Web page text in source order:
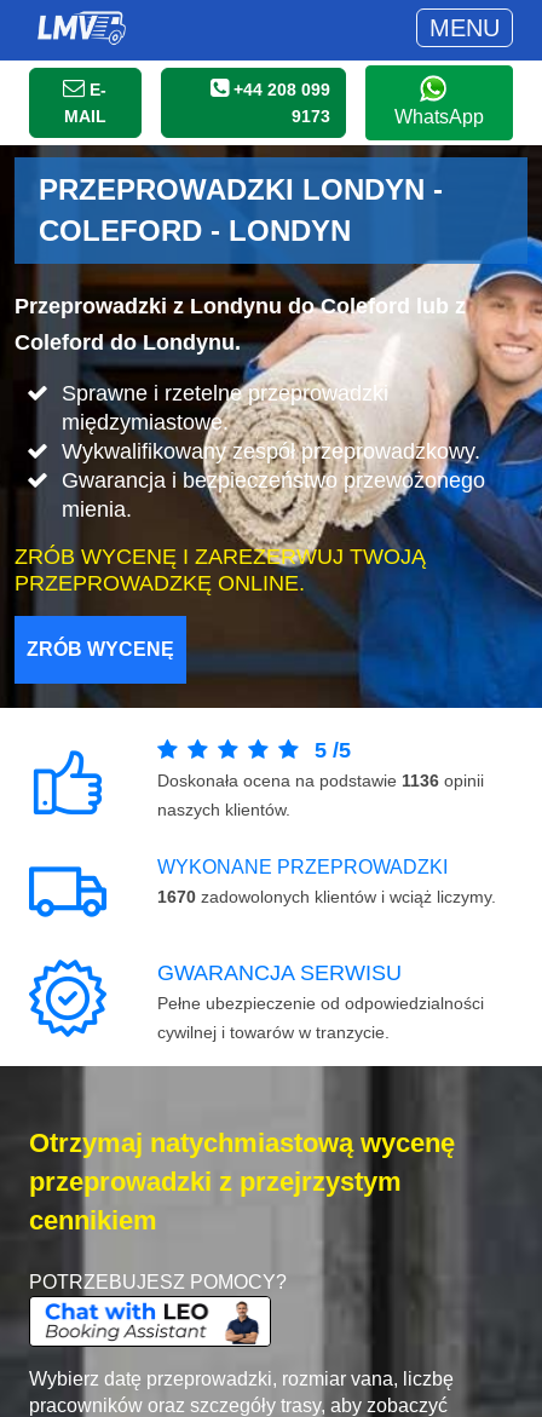
MENU
E-
MAIL
+44 208 099
9173
WhatsApp
PRZEPROWADZKI LONDYN -
COLEFORD - LONDYN
Przeprowadzki z Londynu do Coleford lub z
Coleford do Londynu.
Sprawne i rzetelne przeprowadzki
międzymiastowe.
Wykwalifikowany zespół przeprowadzkowy.
Gwarancja i bezpieczeństwo przewożonego
mienia.
ZRÓB WYCENĘ I ZAREZERWUJ TWOJĄ
PRZEPROWADZKĘ ONLINE.
ZRÓB WYCENĘ
5 /5
Doskonała ocena na podstawie 1136 opinii
naszych klientów.
WYKONANE PRZEPROWADZKI
1670 zadowolonych klientów i wciąż liczymy.
GWARANCJA SERWISU
Pełne ubezpieczenie od odpowiedzialności
cywilnej i towarów w tranzycie.
Otrzymaj natychmiastową wycenę
przeprowadzki z przejrzystym
cennikiem
POTRZEBUJESZ POMOCY?
Wybierz datę przeprowadzki, rozmiar vana, liczbę
pracowników oraz szczegóły trasy, aby zobaczyć